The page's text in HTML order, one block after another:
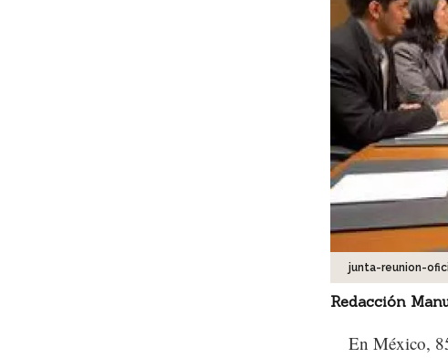
junta-reunion-
Redacción
En México,